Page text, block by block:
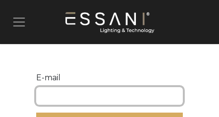
E-mail